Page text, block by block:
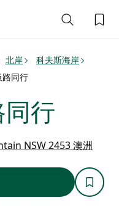
北岸
科夫斯海岸
路同行
同行
NSW 2453 澳洲